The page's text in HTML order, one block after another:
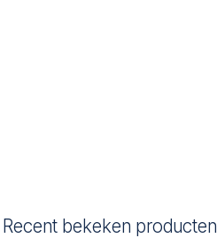
Recent bekeken producten